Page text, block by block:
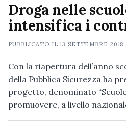
Droga nelle
intensifica i
PUBBLICATO IL13 SETTEMBRE 2018
Con la riapertura dell’anno
della Pubblica Sicurezza ha
progetto, denominato
promuovere, a livello